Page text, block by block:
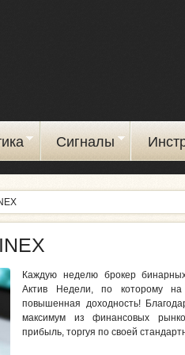
Сигналы
Каждую неделю брокер
Актив Недели, по которому на
повышенная доходность!
максимум из финансовых
прибыль, торгуя по своей